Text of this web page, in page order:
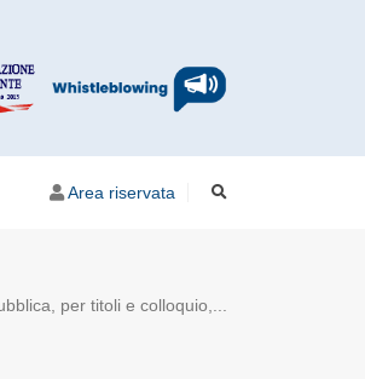
Area riservata
per titoli e colloquio,...